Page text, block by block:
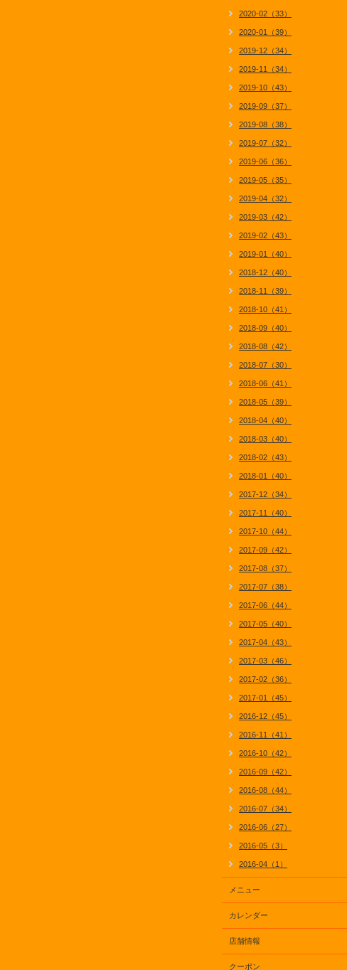
2020-02（33）
2020-01（39）
2019-12（34）
2019-11（34）
2019-10（43）
2019-09（37）
2019-08（38）
2019-07（32）
2019-06（36）
2019-05（35）
2019-04（32）
2019-03（42）
2019-02（43）
2019-01（40）
2018-12（40）
2018-11（39）
2018-10（41）
2018-09（40）
2018-08（42）
2018-07（30）
2018-06（41）
2018-05（39）
2018-04（40）
2018-03（40）
2018-02（43）
2018-01（40）
2017-12（34）
2017-11（40）
2017-10（44）
2017-09（42）
2017-08（37）
2017-07（38）
2017-06（44）
2017-05（40）
2017-04（43）
2017-03（46）
2017-02（36）
2017-01（45）
2016-12（45）
2016-11（41）
2016-10（42）
2016-09（42）
2016-08（44）
2016-07（34）
2016-06（27）
2016-05（3）
2016-04（1）
メニュー
カレンダー
店舗情報
クーポン